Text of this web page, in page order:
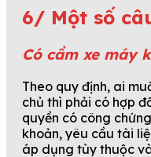
6/ Một số
Có cầm xe máy
Theo quy định, ai
chủ thì phải có hợp
quyền có công
khoản, yêu cầu tài
áp dụng tùy thuộc